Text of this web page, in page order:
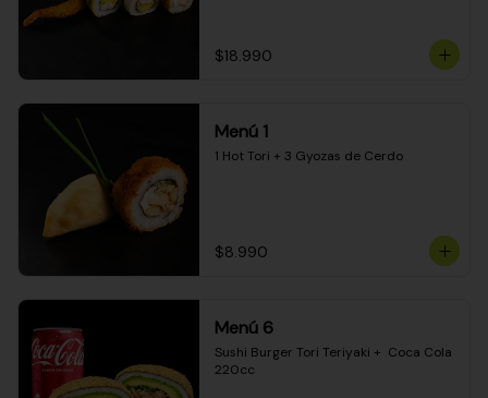
$18.990
Menú 1
1 Hot Tori + 3 Gyozas de Cerdo
$8.990
Menú 6
Sushi Burger Tori Teriyaki +  Coca Cola
220cc